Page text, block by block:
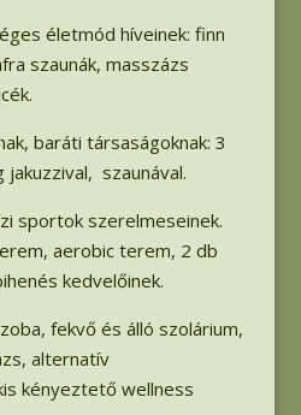
életmód híveinek: finn
szaunák, masszázs
baráti társaságoknak: 3
szaunával.
sportok szerelmeseinek.
aerobic terem, 2 db
kedvelőinek.
fekvő és álló szolárium,
alternatív
kényeztető wellness